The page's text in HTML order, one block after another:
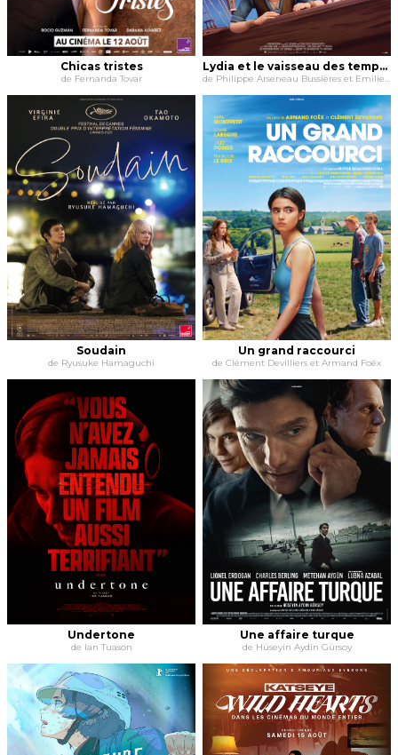
Chicas tristes
de Fernanda Tovar
Lydia et le vaisseau des tempêtes
de Philippe Arseneau Bussières et Emilie Rosas et Nancy Florence Savard
Soudain
de Ryusuke Hamaguchi
Un grand raccourci
de Clément Devilliers et Armand Foëx
Undertone
de Ian Tuason
Une affaire turque
de Hüseyin Aydin Gürsoy